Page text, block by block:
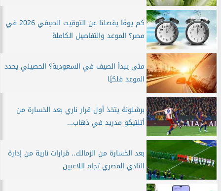
كم يومًا يفصلنا عن التوقيت الصيفي 2026 في
مصر؟ الموعد والتفاصيل الكاملة
متى يبدأ الصيف في السعودية؟ الحصيني يحدد
الموعد فلكيًا
برشلونة يتخذ أول قرار ناري بعد الخسارة من
أتلتيكو مدريد في ذهاب...
بعد الخسارة من الزمالك.. قرارات نارية من إدارة
النادي المصري تجاه اللاعبين